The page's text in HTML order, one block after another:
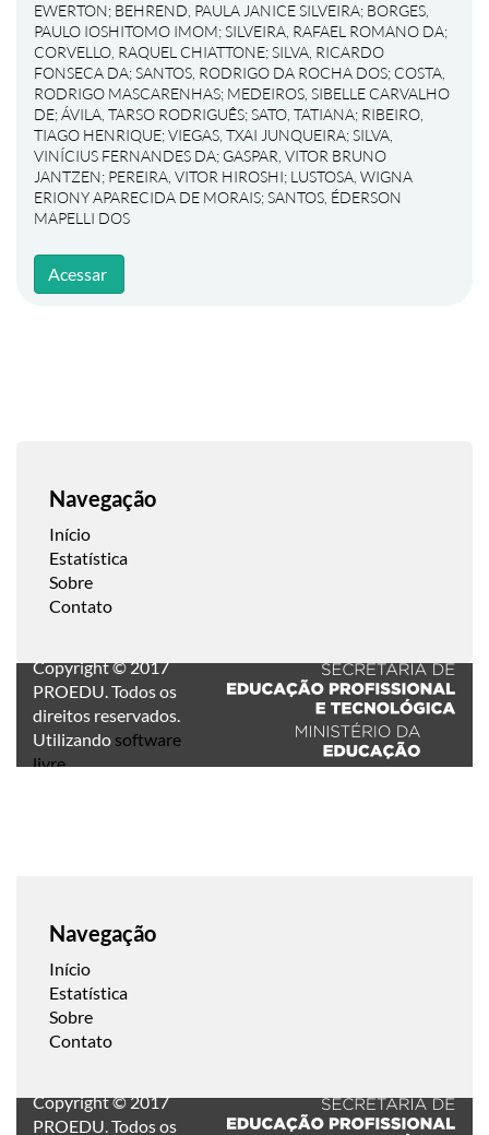
EWERTON; BEHREND, PAULA JANICE SILVEIRA; BORGES,
PAULO IOSHITOMO IMOM;SILVEIRA, RAFAEL ROMANO DA;
CORVELLO, RAQUEL CHIATTONE;SILVA, RICARDO
FONSECA DA;SANTOS, RODRIGO DA ROCHA DOS; COSTA,
RODRIGO MASCARENHAS; MEDEIROS, SIBELLE CARVALHO
DE;ÁVILA, TARSO RODRIGUÊS;SATO, TATIANA; RIBEIRO,
TIAGO HENRIQUE;VIEGAS, TXAI JUNQUEIRA;SILVA,
VINÍCIUS FERNANDES DA; GASPAR, VITOR BRUNO
JANTZEN; PEREIRA, VITOR HIROSHI; LUSTOSA, WIGNA
ERIONY APARECIDA DE MORAIS;SANTOS, ÉDERSON
MAPELLI DOS
Acessar
Navegação
Início
Estatística
Sobre
Contato
Copyright © 2017
PROEDU. Todos os
direitos reservados.
Utilizando software
livre.
Navegação
Início
Estatística
Sobre
Contato
Copyright © 2017
PROEDU. Todos os